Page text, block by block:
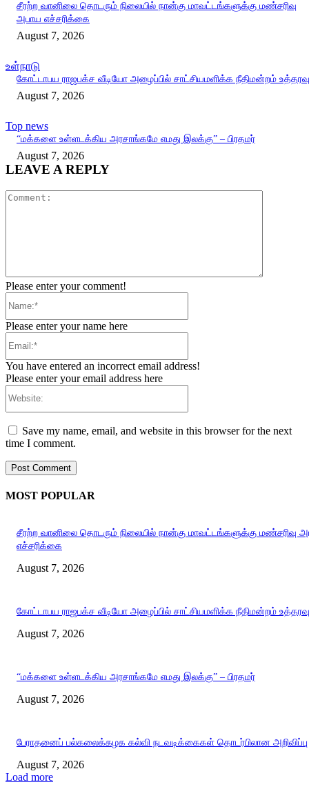
சீரற்ற வானிலை தொடரும் நிலையில் நான்கு மாவட்டங்களுக்கு மண்சரிவு
அபாய எச்சரிக்கை
August 7, 2026
உள்நாடு
கோட்டாபய ராஜபக்ச வீடியோ அழைப்பில் சாட்சியமளிக்க நீதிமன்றம் உத்தரவு
August 7, 2026
Top news
“மக்களை உள்ளடக்கிய அரசாங்கமே எமது இலக்கு” – பிரதமர்
August 7, 2026
LEAVE A REPLY
Please enter your comment!
Please enter your name here
You have entered an incorrect email address!
Please enter your email address here
Save my name, email, and website in this browser for the next
time I comment.
MOST POPULAR
சீரற்ற வானிலை தொடரும் நிலையில் நான்கு மாவட்டங்களுக்கு மண்சரிவு
எச்சரிக்கை
August 7, 2026
கோட்டாபய ராஜபக்ச வீடியோ அழைப்பில் சாட்சியமளிக்க நீதிமன்றம் உத்தரவு
August 7, 2026
“மக்களை உள்ளடக்கிய அரசாங்கமே எமது இலக்கு” – பிரதமர்
August 7, 2026
பேராதனைப் பல்கலைக்கழக கல்வி நடவடிக்கைகள் தொடர்பிலான அறிவிப்பு
August 7, 2026
Load more